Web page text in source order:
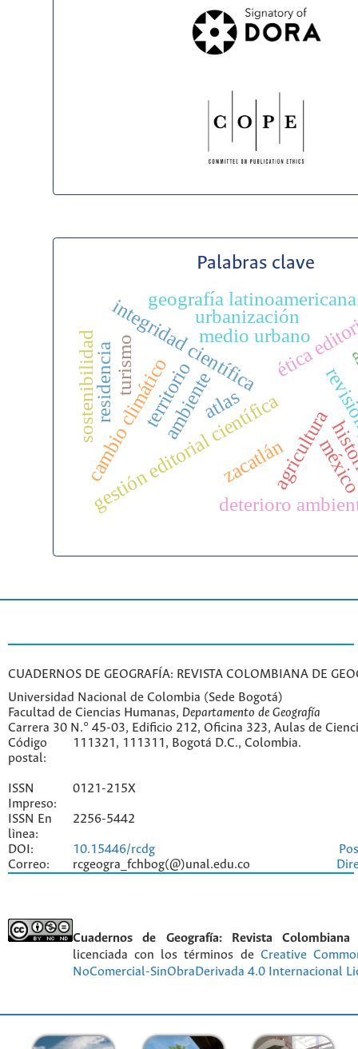
Palabras clave
ética
gestión editorial científica
integridad científica
agricultura
ambiente
cambio climático
geografía latinoamericana
territorio
deterioro
turismo medio urbano
residencia
urbanización
sostenibilidad
zacatlán
atlas
CUADERNOS DE GEOGRAFÍA: REVISTA COLOMBIANA DE
Universidad Nacional de Colombia (Sede Bogotá)
Facultad de Ciencias Humanas, Departamento de Geografía
Carrera 30 N.° 45-03, Edificio 212, Oficina 323, Aulas de
Código
postal:
111321, 111311, Bogotá D.C., Colombia.
ISSN
Impreso:
0121-215X
ISSN En
lìnea:
2256-5442
DOI: 10.15446/rcdg
Correo:
rcgeogra_fchbog(@)unal.edu.co
Cuadernos de Geografía: Revista Colombiana
licenciada con los términos de Creative
NoComercial-SinObraDerivada 4.0 Internacional